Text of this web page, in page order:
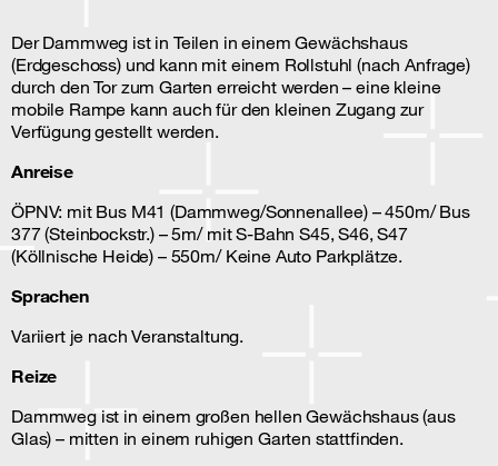
Der Dammweg ist in Teilen in einem Gewächshaus
(Erdgeschoss) und kann mit einem Rollstuhl (nach Anfrage)
durch den Tor zum Garten erreicht werden – eine kleine
mobile Rampe kann auch für den kleinen Zugang zur
Verfügung gestellt werden.
Anreise
ÖPNV: mit Bus M41 (Dammweg/Sonnenallee) – 450m/ Bus
377 (Steinbockstr.) – 5m/ mit S-Bahn S45, S46, S47
(Köllnische Heide) – 550m/ Keine Auto Parkplätze.
Sprachen
Variiert je nach Veranstaltung.
Reize
Dammweg ist in einem großen hellen Gewächshaus (aus
Glas) – mitten in einem ruhigen Garten stattfinden.